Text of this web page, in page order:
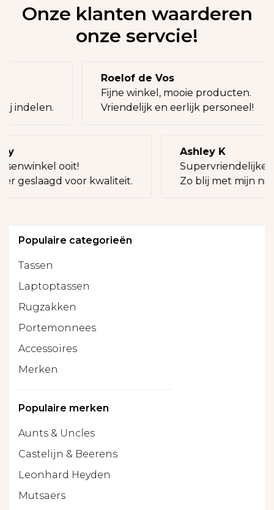
Onze klanten waarderen
onze servcie!
indelen.
Roelof de Vos
Fijne winkel, mooie producten.
Vriendelijk en eerlijk personeel!
ooit!
geslaagd voor kwaliteit.
Ashley K
Supervriendelijke
Zo blij met mijn
Populaire categorieën
Tassen
Laptoptassen
Rugzakken
Portemonnees
Accessoires
Merken
Populaire merken
Aunts & Uncles
Castelijn & Beerens
Leonhard Heyden
Mutsaers